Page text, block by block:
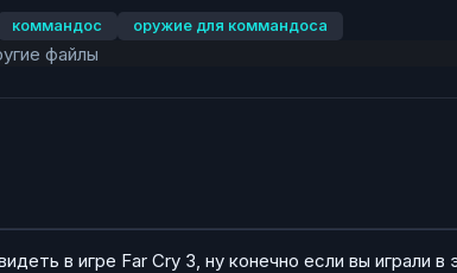
коммандос оружие для коммандоса
файлы
в игре Far Cry 3, ну конечно если вы играли в